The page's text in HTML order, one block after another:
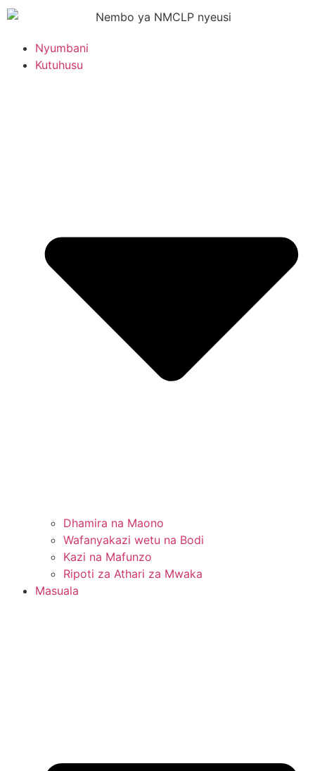
Nyumbani
Kutuhusu
Dhamira na Maono
Wafanyakazi wetu na Bodi
Kazi na Mafunzo
Ripoti za Athari za Mwaka
Masuala